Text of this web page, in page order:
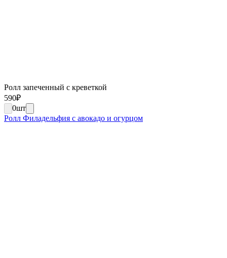
Ролл запеченный с креветкой
590₽
0шт
Ролл Филадельфия с авокадо и огурцом